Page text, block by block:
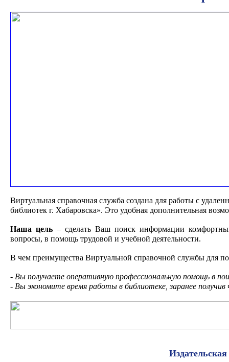
Виртуальная справочная служба создана для работы с
библиотек г. Хабаровска». Это удобная дополнительная
Наша цель – сделать Ваш поиск информации
вопросы, в помощь трудовой и учебной деятельности.
В чем преимущества Виртуальной справочной службы для
- Вы получаете оперативную профессиональную помощь в
- Вы экономите время работы в библиотеке, заранее